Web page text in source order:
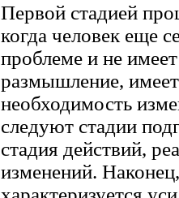
Первой стадией
когда человек еще
проблеме и не
размышление, имеет
необходимость
следуют стадии
стадия действий,
изменений.